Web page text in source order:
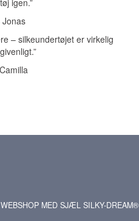
Jonas
– silkeundertøjet er virkelig
MED SJÆL SILKY-DREAM®